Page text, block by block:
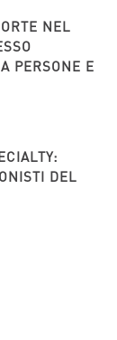
NEL
PERSONE E
DEL